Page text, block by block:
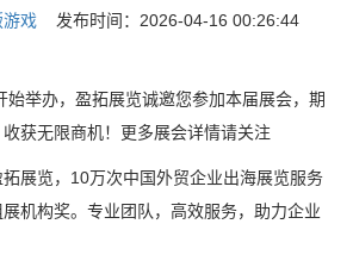
游戏 发布时间：2026-04-16 00:26:44
举办，盈拓展览诚邀您参加本届展会，期
获无限商机！更多展会详情请关注
览，10万次中国外贸企业出海展览服务
机构奖。专业团队，高效服务，助力企业